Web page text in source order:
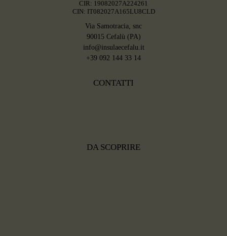
CIR: 19082027A224261
CIN: IT082027A165LU8CLD
Via Samotracia, snc
90015 Cefalù (PA)
info@insulaecefalu.it
+39 092 144 33 14
CONTATTI
DA SCOPRIRE